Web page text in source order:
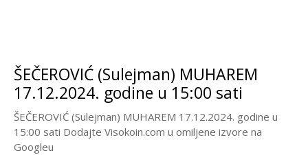
ŠEČEROVIĆ (Sulejman) MUHAREM
17.12.2024. godine u 15:00 sati
ŠEČEROVIĆ (Sulejman) MUHAREM 17.12.2024. godine u
15:00 sati Dodajte Visokoin.com u omiljene izvore na
Googleu